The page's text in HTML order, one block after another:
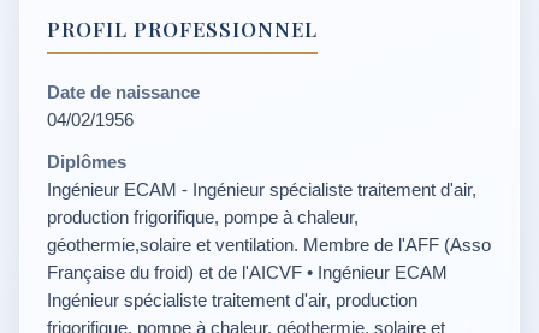
PROFIL PROFESSIONNEL
Date de naissance
04/02/1956
Diplômes
Ingénieur ECAM - Ingénieur spécialiste traitement d'air,
production frigorifique, pompe à chaleur,
géothermie,solaire et ventilation. Membre de l'AFF (Asso
Française du froid) et de l'AICVF • Ingénieur ECAM
Ingénieur spécialiste traitement d'air, production
frigorifique, pompe à chaleur, géothermie, solaire et